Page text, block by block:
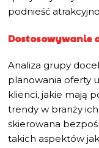
podnieść
Dostosowywanie
Analiza grupy
planowania oferty
klienci, jakie mają
trendy w branży
skierowana
takich aspektów